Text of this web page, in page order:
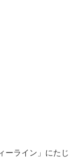
ーライン」にたじ